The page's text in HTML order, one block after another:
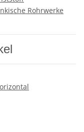
Rohrwerke